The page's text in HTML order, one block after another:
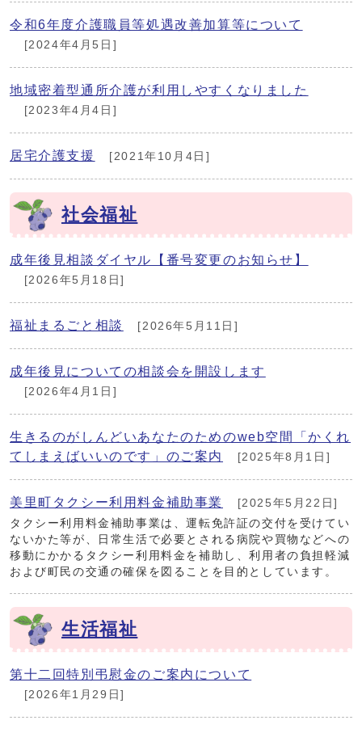
令和6年度介護職員等処遇改善加算等について
[2024年4月5日]
地域密着型通所介護が利用しやすくなりました
[2023年4月4日]
居宅介護支援 [2021年10月4日]
社会福祉
成年後見相談ダイヤル【番号変更のお知らせ】
[2026年5月18日]
福祉まるごと相談 [2026年5月11日]
成年後見についての相談会を開設します
[2026年4月1日]
生きるのがしんどいあなたのためのweb空間「かくれ
てしまえばいいのです」のご案内
[2025年8月1日]
美里町タクシー利用料金補助事業
[2025年5月22日]
タクシー利用料金補助事業は、運転免許証の交付を受けてい
ないかた等が、日常生活で必要とされる病院や買物などへの
移動にかかるタクシー利用料金を補助し、利用者の負担軽減
および町民の交通の確保を図ることを目的としています。
生活福祉
第十二回特別弔慰金のご案内について
[2026年1月29日]